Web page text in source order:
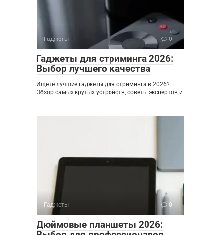
Гаджеты 0
Гаджеты для стриминга 2026:
Выбор лучшего качества
Ищете лучшие гаджеты для стриминга в 2026?
Обзор самых крутых устройств, советы экспертов и
Гаджеты 0
Дюймовые планшеты 2026: